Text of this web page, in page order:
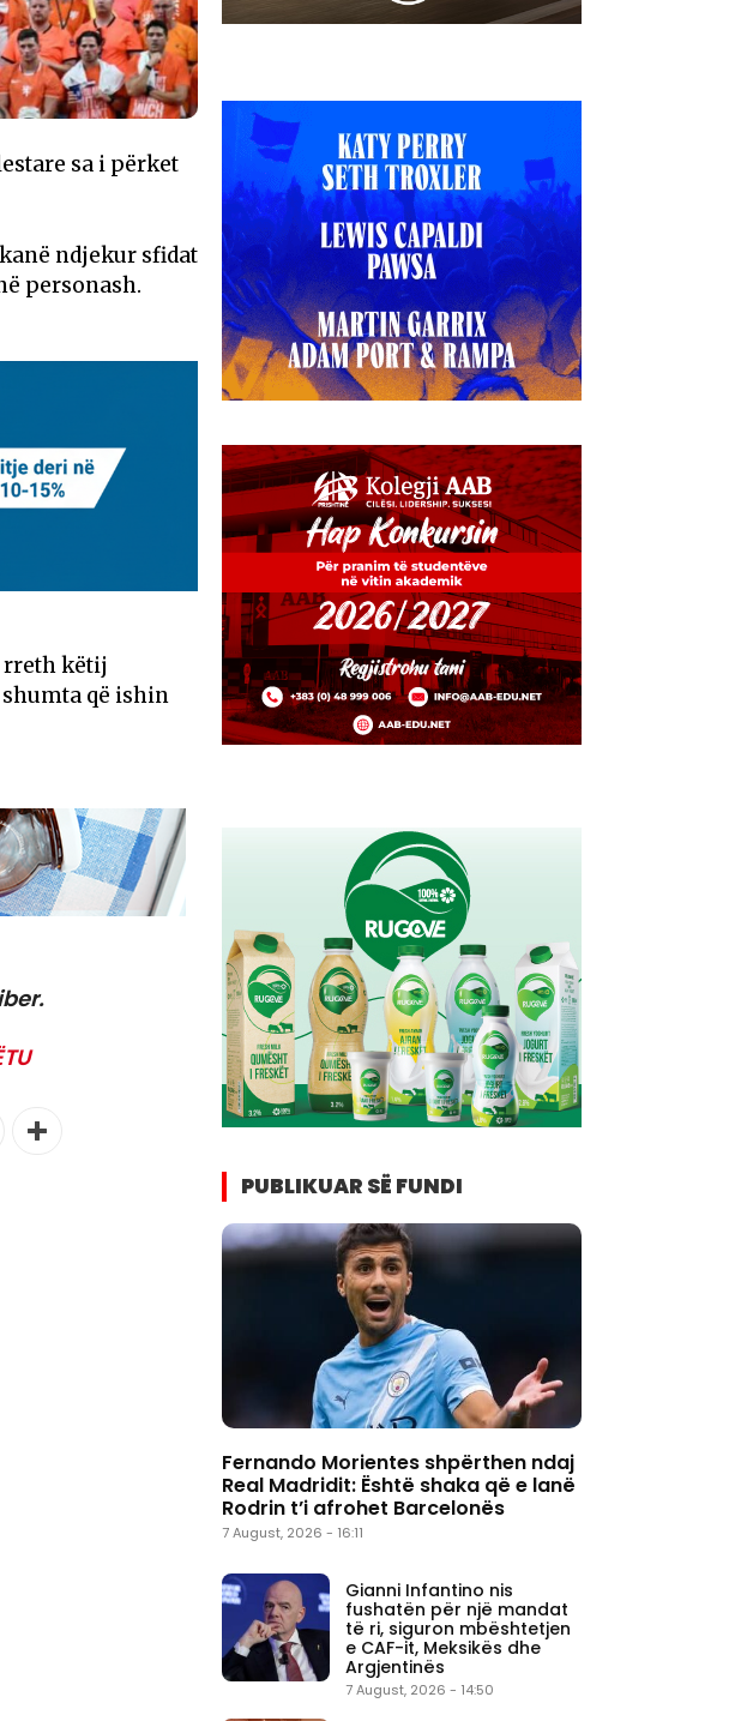
sa i përket
ndjekur sfidat
personash.
rreth këtij
që ishin
PUBLIKUAR SË FUNDI
Fernando Morientes shpërthen ndaj
Real Madridit: Është shaka që e lanë
Rodrin t’i afrohet Barcelonës
7 August, 2026 - 16:11
Gianni Infantino nis
fushatën për një mandat
të ri, siguron mbështetjen
e CAF-it, Meksikës dhe
Argjentinës
7 August, 2026 - 14:50